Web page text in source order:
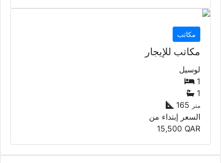
مكاتب
مكاتب للإيجار
لوسيل
1
1
165
السعر إبتداء من
15,500 QAR